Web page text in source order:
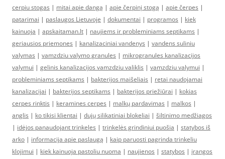
cerpiu stogas | mitai apie dangą | apie čerpinį stogą | apie čerpes |
patarimai | paslaugos Lietuvoje | dokumentai | programos | kiek
kainuoja | apskaitaman.lt | naujiems ir probleminiams septikams |
geriausios priemones | kanalizaciniai vandenys | vandens suliniu
valymas | vamzdziu valymo granules | mikrogranules kanalizacijos
valymui | gelinis kanalizacijos vamzdziu valiklis | vamzdziu valymui |
probleminiams septikams | bakterijos maišeliais | retai naudojamai
kanalizacijai | bakterijos septikams | bakterijos priežiūrai | kokias
cerpes rinktis | keramines cerpes | malkų pardavimas | malkos |
anglis | ko tikisi klientai | dujų silikatiniai blokeliai | šiltinimo medžiagos
| idėjos panaudojant trinkeles | trinkelės grindiniui puošia | statybos iš
arko | informacija apie paslaugą | kaip paruosti pagrinda trinkeliu
klojimui | kiek kainuoja pastoliu nuoma | naujienos | statybos | įrangos